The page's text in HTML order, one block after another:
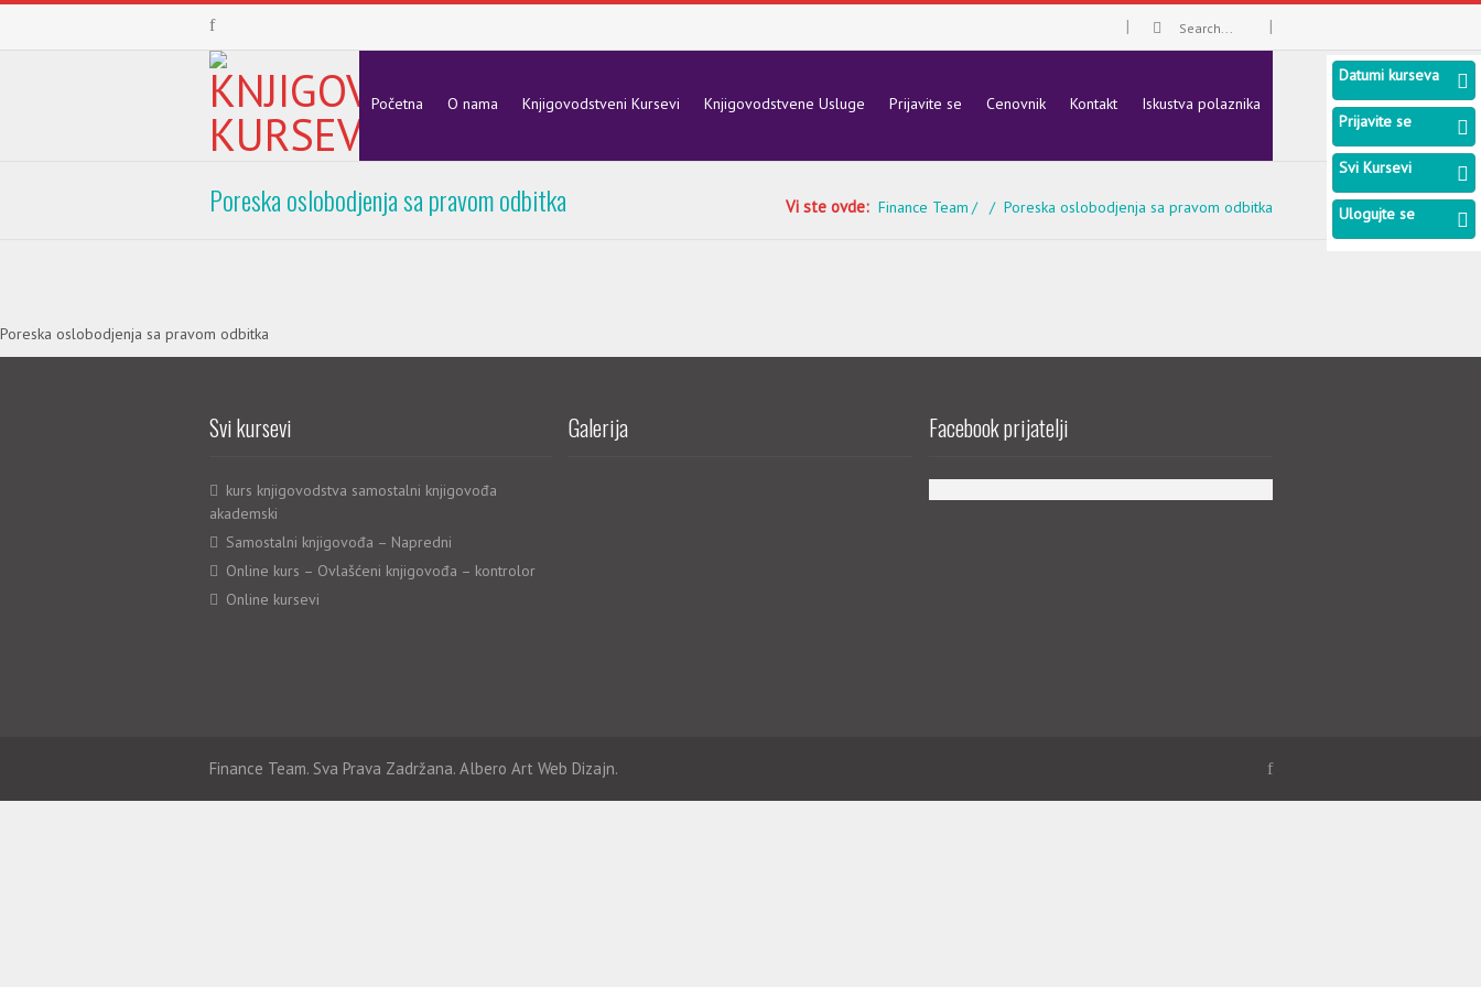
Početna O nama Knjigovodstveni Kursevi Knjigovodstvene Usluge Prijavite se Cenovnik Kontakt Iskustva polaznika
Poreska oslobodjenja sa pravom odbitka Vi ste ovde: Finance Team Poreska oslobodjenja sa pravom odbitka
Poreska oslobodjenja sa pravom odbitka
Svi kursevi
kurs knjigovodstva samostalni knjigovođa
akademski
Samostalni knjigovođa – Napredni
Online kurs – Ovlašćeni knjigovođa – kontrolor
Online kursevi
Galerija Facebook prijatelji
Finance Team. Sva Prava Zadržana. Albero Art Web Dizajn.
Datumi kurseva
Prijavite se
Svi Kursevi
Ulogujte se